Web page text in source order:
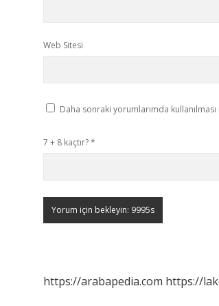
Web Sitesi
Daha sonraki yorumlarımda
7 + 8 kaçtır?*
https://arabapedia.com https://